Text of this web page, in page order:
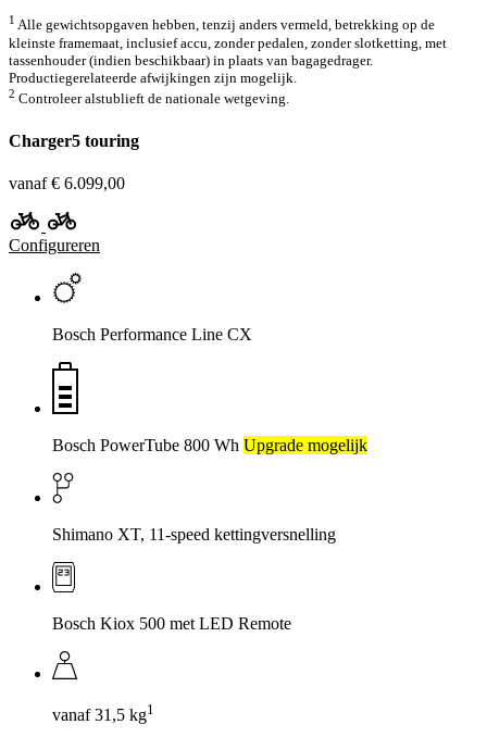
1 Alle gewichtsopgaven hebben, tenzij anders vermeld, betrekking op de
kleinste framemaat, inclusief accu, zonder pedalen, zonder slotketting, met
tassenhouder (indien beschikbaar) in plaats van bagagedrager.
Productiegerelateerde afwijkingen zijn mogelijk.
2 Controleer alstublieft de nationale wetgeving.
Charger5 touring
vanaf € 6.099,00
Configureren
Bosch Performance Line CX
Bosch PowerTube 800 Wh Upgrade mogelijk
Shimano XT, 11-speed kettingversnelling
Bosch Kiox 500 met LED Remote
vanaf 31,5 kg1